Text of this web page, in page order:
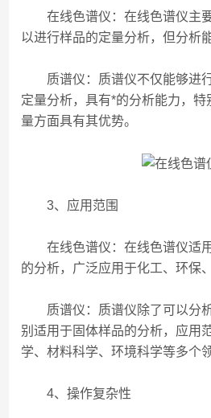
在线色谱仪：在线色谱仪主
以进行样品的定量分析，但分析
质谱仪：质谱仪不仅能够进
定量分析，具有*的分析能力，
量方面具有其优势。
3、应用范围
在线色谱仪：在线色谱仪适
的分析，广泛应用于化工、环保
质谱仪：质谱仪除了可以分
别适用于固体样品的分析，应用
学、材料科学、环境科学等多个领
4、操作复杂性